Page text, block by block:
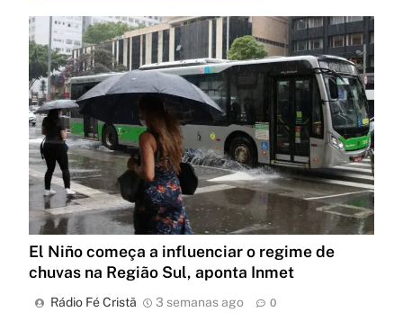
El Niño começa a influenciar o regime de
chuvas na Região Sul, aponta Inmet
Rádio Fé Cristã 3 semanas ago 0